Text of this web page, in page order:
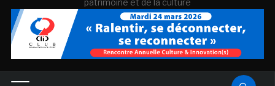
patrimoine et de la culture